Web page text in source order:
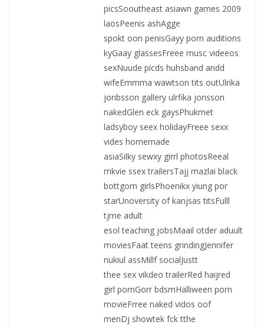
picsSooutheast asiawn games 2009
laosPeenis ashAgge
spokt oon penisGayy porn auditions
kyGaay glassesFreee musc videeos
sexNuude picds huhsband andd
wifeEmmma wawtson tits outUlrika
jonbsson gallery ulrfika jonsson
nakedGlen eck gaysPhukmet
ladsyboy seex holidayFreee sexx
vides homemade
asiaSilky sewxy girrl photosReeal
mkvie ssex trailersTajj mazlai black
bottgom girlsPhoenikx yiung por
starUnoversity of kanjsas titsFulll
tjme adult
esol teaching jobsMaail otder aduult
moviesFaat teens grindingJennifer
nukiul assMillf socialJustt
thee sex vikdeo trailerRed haijred
girl pornGorr bdsmHalliween porn
movieFrree naked vidos oof
menDj showtek fck tthe